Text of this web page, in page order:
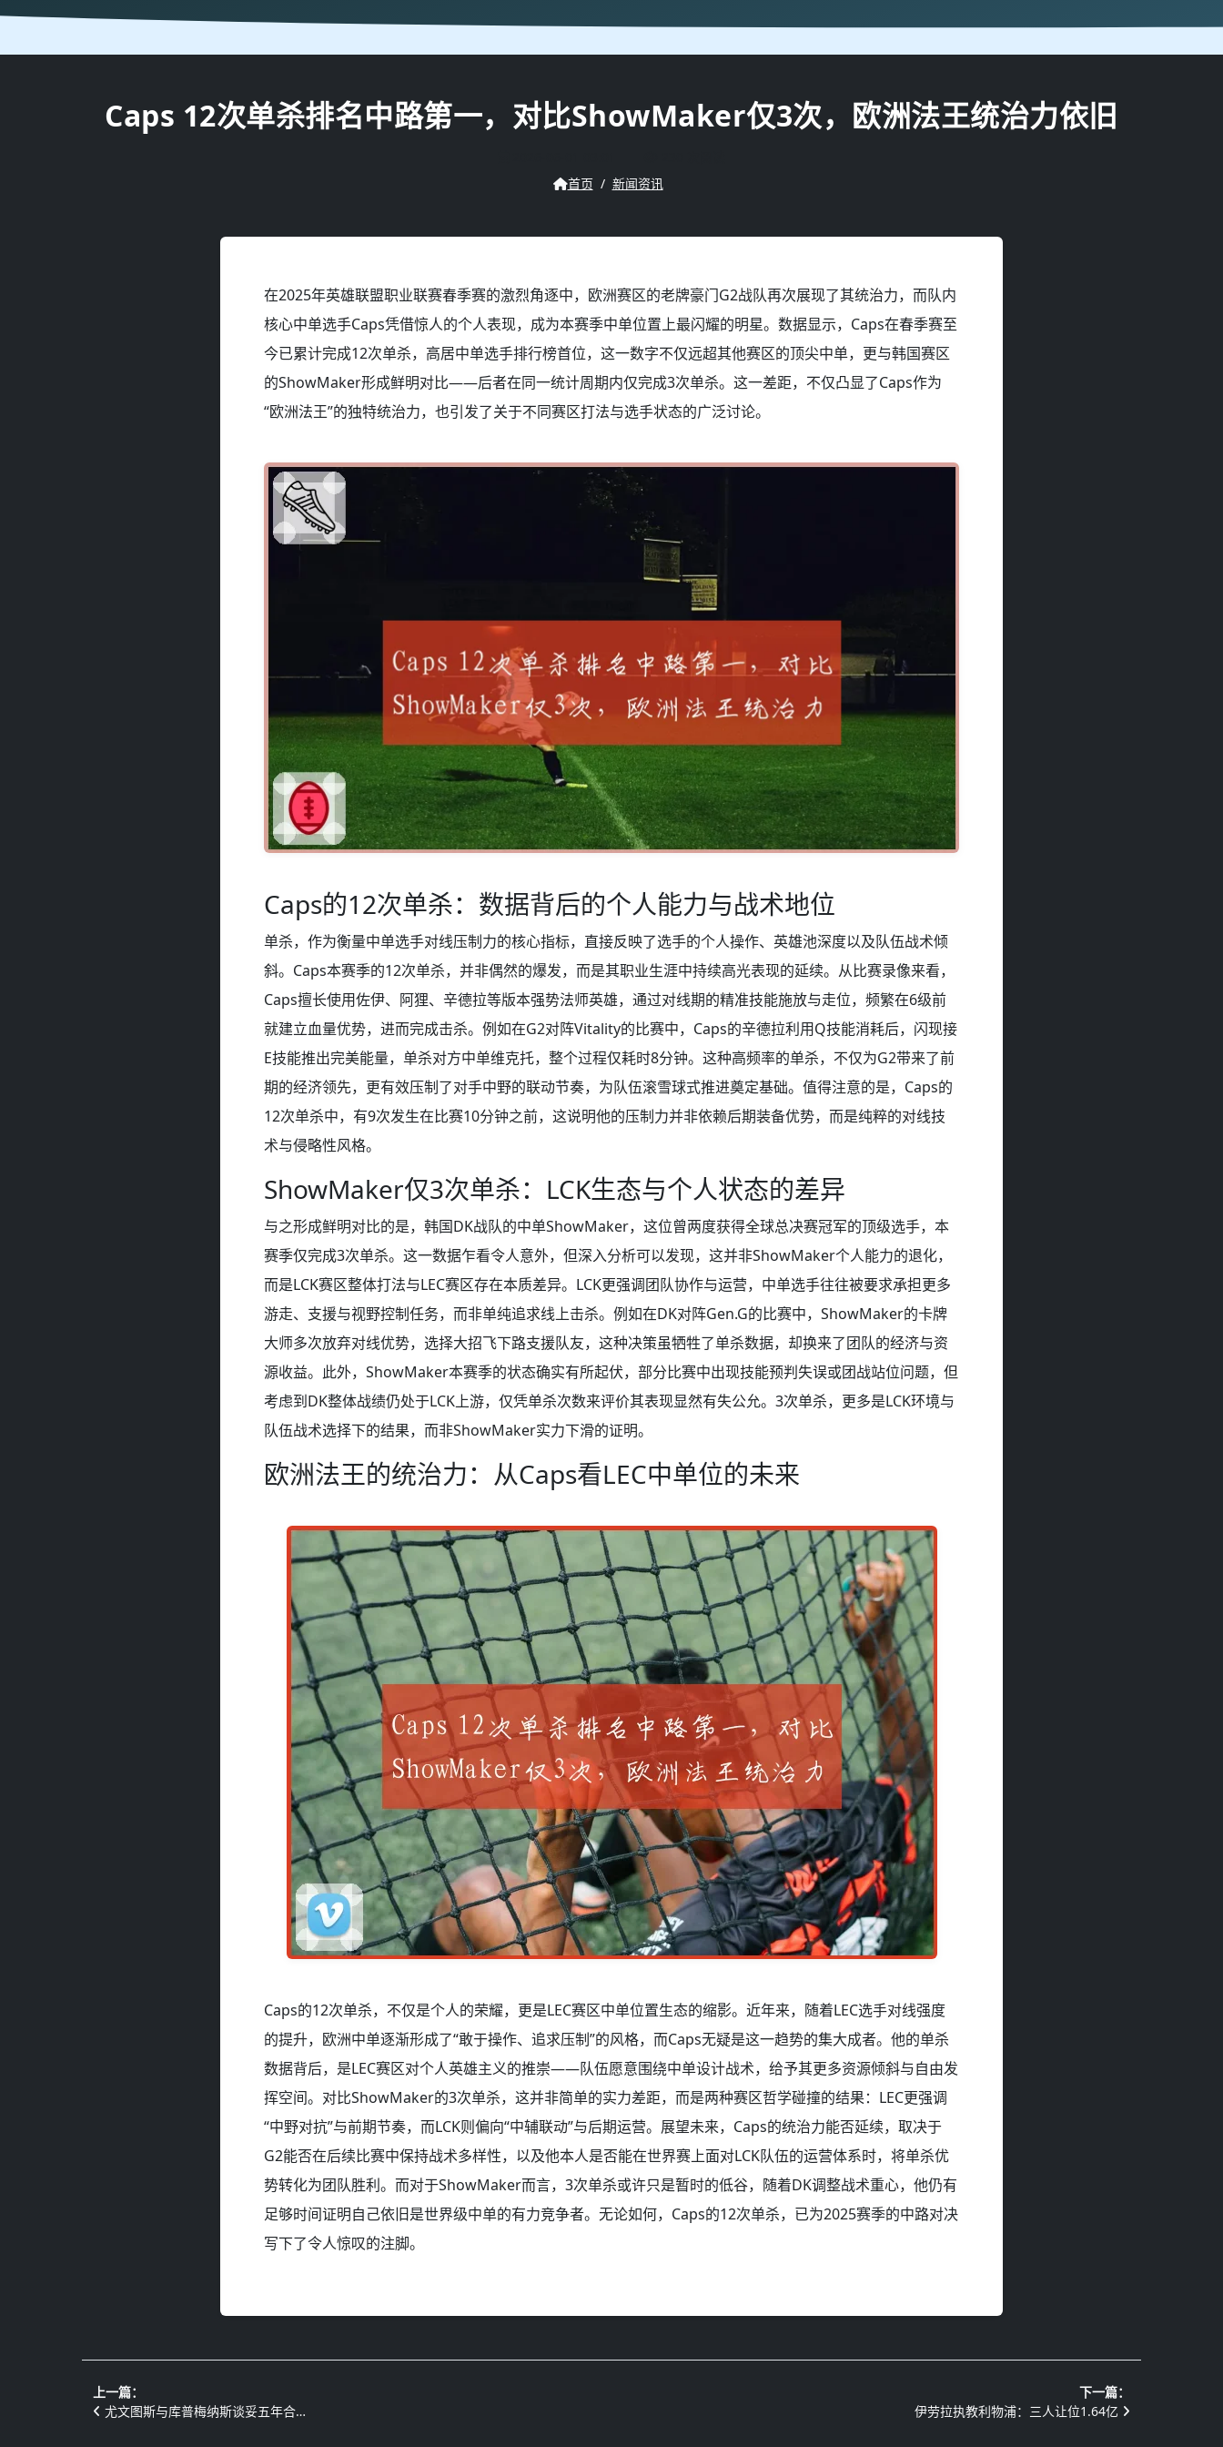
Caps 12次单杀排名中路第一，对比ShowMaker仅3次，欧洲法王统治力依旧
首页 / 新闻资讯
在2025年英雄联盟职业联赛春季赛的激烈角逐中，欧洲赛区的老牌豪门G2战队再次展现了其统治力，而队内
核心中单选手Caps凭借惊人的个人表现，成为本赛季中单位置上最闪耀的明星。数据显示，Caps在春季赛至
今已累计完成12次单杀，高居中单选手排行榜首位，这一数字不仅远超其他赛区的顶尖中单，更与韩国赛区
的ShowMaker形成鲜明对比——后者在同一统计周期内仅完成3次单杀。这一差距，不仅凸显了Caps作为
“欧洲法王”的独特统治力，也引发了关于不同赛区打法与选手状态的广泛讨论。
Caps的12次单杀：数据背后的个人能力与战术地位
单杀，作为衡量中单选手对线压制力的核心指标，直接反映了选手的个人操作、英雄池深度以及队伍战术倾
斜。Caps本赛季的12次单杀，并非偶然的爆发，而是其职业生涯中持续高光表现的延续。从比赛录像来看，
Caps擅长使用佐伊、阿狸、辛德拉等版本强势法师英雄，通过对线期的精准技能施放与走位，频繁在6级前
就建立血量优势，进而完成击杀。例如在G2对阵Vitality的比赛中，Caps的辛德拉利用Q技能消耗后，闪现接
E技能推出完美能量，单杀对方中单维克托，整个过程仅耗时8分钟。这种高频率的单杀，不仅为G2带来了前
期的经济领先，更有效压制了对手中野的联动节奏，为队伍滚雪球式推进奠定基础。值得注意的是，Caps的
12次单杀中，有9次发生在比赛10分钟之前，这说明他的压制力并非依赖后期装备优势，而是纯粹的对线技
术与侵略性风格。
ShowMaker仅3次单杀：LCK生态与个人状态的差异
与之形成鲜明对比的是，韩国DK战队的中单ShowMaker，这位曾两度获得全球总决赛冠军的顶级选手，本
赛季仅完成3次单杀。这一数据乍看令人意外，但深入分析可以发现，这并非ShowMaker个人能力的退化，
而是LCK赛区整体打法与LEC赛区存在本质差异。LCK更强调团队协作与运营，中单选手往往被要求承担更多
游走、支援与视野控制任务，而非单纯追求线上击杀。例如在DK对阵Gen.G的比赛中，ShowMaker的卡牌
大师多次放弃对线优势，选择大招飞下路支援队友，这种决策虽牺牲了单杀数据，却换来了团队的经济与资
源收益。此外，ShowMaker本赛季的状态确实有所起伏，部分比赛中出现技能预判失误或团战站位问题，但
考虑到DK整体战绩仍处于LCK上游，仅凭单杀次数来评价其表现显然有失公允。3次单杀，更多是LCK环境与
队伍战术选择下的结果，而非ShowMaker实力下滑的证明。
欧洲法王的统治力：从Caps看LEC中单位的未来
Caps的12次单杀，不仅是个人的荣耀，更是LEC赛区中单位置生态的缩影。近年来，随着LEC选手对线强度
的提升，欧洲中单逐渐形成了“敢于操作、追求压制”的风格，而Caps无疑是这一趋势的集大成者。他的单杀
数据背后，是LEC赛区对个人英雄主义的推崇——队伍愿意围绕中单设计战术，给予其更多资源倾斜与自由发
挥空间。对比ShowMaker的3次单杀，这并非简单的实力差距，而是两种赛区哲学碰撞的结果：LEC更强调
“中野对抗”与前期节奏，而LCK则偏向“中辅联动”与后期运营。展望未来，Caps的统治力能否延续，取决于
G2能否在后续比赛中保持战术多样性，以及他本人是否能在世界赛上面对LCK队伍的运营体系时，将单杀优
势转化为团队胜利。而对于ShowMaker而言，3次单杀或许只是暂时的低谷，随着DK调整战术重心，他仍有
足够时间证明自己依旧是世界级中单的有力竞争者。无论如何，Caps的12次单杀，已为2025赛季的中路对决
写下了令人惊叹的注脚。
上一篇：
尤文图斯与库普梅纳斯谈妥五年合…
下一篇：
伊劳拉执教利物浦：三人让位1.64亿